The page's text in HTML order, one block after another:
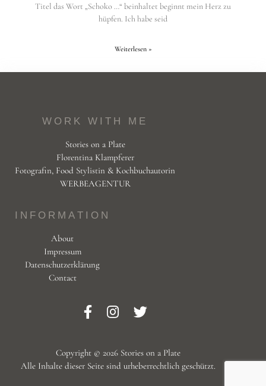
Titel das Wort „Schoko …“ beinhaltet beginnt mein Herz zu
hüpfen. Ich habe seid
Weiterlesen »
WORK WITH ME
Stories on a Plate
Florentina Klampferer
Fotografin, Food Stylistin & Kochbuchautorin
WERBEAGENTUR
INFORMATION
About
Impressum
Datenschutzerklärung
Contact
Copyright © 2026 Stories on a Plate
Alle Inhalte dieser Seite sind urheberrechtlich geschützt.